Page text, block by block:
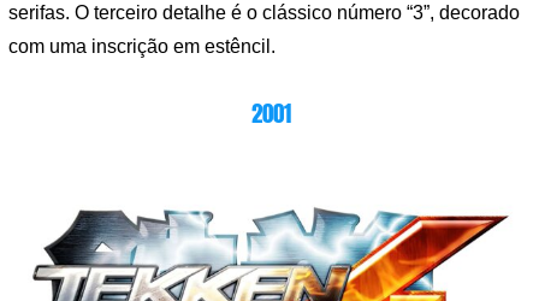
serifas. O terceiro detalhe é o clássico número “3”, decorado
com uma inscrição em estêncil.
2001